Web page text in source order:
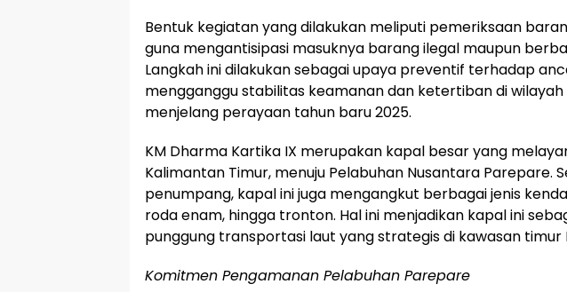
Bentuk kegiatan yang dilakukan meliputi pemeriksaan
guna mengantisipasi masuknya barang ilegal maupun
Langkah ini dilakukan sebagai upaya preventif terhadap
mengganggu stabilitas keamanan dan ketertiban di
menjelang perayaan tahun baru 2025.
KM Dharma Kartika IX merupakan kapal besar yang
Kalimantan Timur, menuju Pelabuhan Nusantara Parepare.
penumpang, kapal ini juga mengangkut berbagai jenis
roda enam, hingga tronton. Hal ini menjadikan kapal ini
punggung transportasi laut yang strategis di kawasan timur
Komitmen Pengamanan Pelabuhan Parepare